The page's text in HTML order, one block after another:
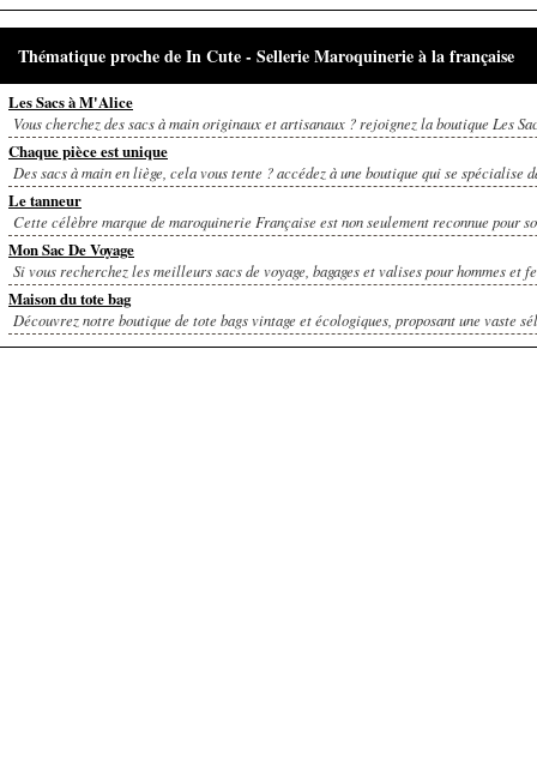
Thématique proche de In Cute - Sellerie Maroquinerie à la française
Les Sacs à M'Alice
Vous cherchez des sacs à main originaux et artisanaux ? rejoignez la boutique Les
Chaque pièce est unique
Des sacs à main en liège, cela vous tente ? accédez à une boutique qui se spécialise
Le tanneur
Cette célèbre marque de maroquinerie Française est non seulement reconnue pour
Mon Sac De Voyage
Si vous recherchez les meilleurs sacs de voyage, bagages et valises pour hommes et
Maison du tote bag
Découvrez notre boutique de tote bags vintage et écologiques, proposant une vaste